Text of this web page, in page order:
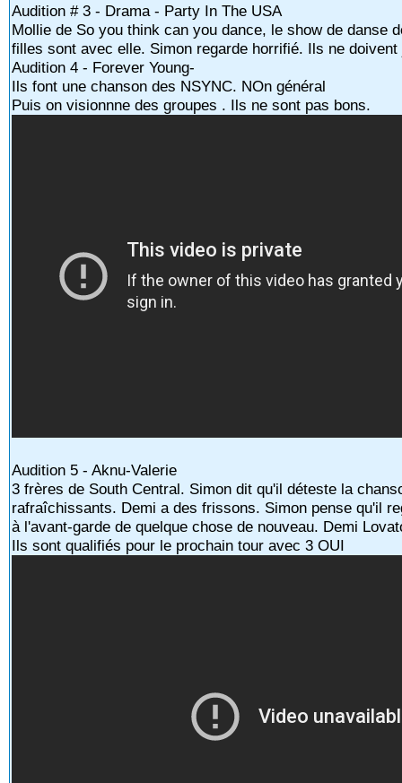
Audition # 3 - Drama - Party In The USA
Mollie de So you think can you dance, le show de danse
filles sont avec elle. Simon regarde horrifié. Ils ne
Audition 4 - Forever Young-
Ils font une chanson des NSYNC. NOn général
Puis on visionnne des groupes . Ils ne sont pas bons.
Audition 5 - Aknu-Valerie
3 frères de South Central. Simon dit qu'il déteste la
rafraîchissants. Demi a des frissons. Simon pense qu'il
à l'avant-garde de quelque chose de nouveau. Demi
Ils sont qualifiés pour le prochain tour avec 3 OUI